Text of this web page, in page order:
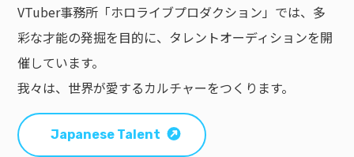
VTuber事務所「ホロライブプロダクション」では、多
彩な才能の発掘を目的に、タレントオーディションを開
催しています。
我々は、世界が愛するカルチャーをつくります。
Japanese Talent